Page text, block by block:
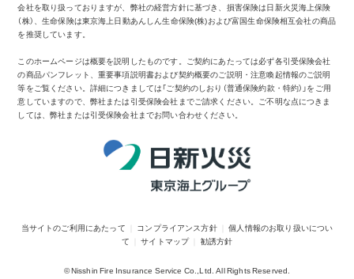
会社を取り扱っておりますが、弊社の経営方針に基づき、損害保険は日新火災海上保険
（株）、生命保険は東京海上日動あんしん生命保険(株)および富国生命保険相互会社の商品
を推奨しています。
このホームページは概要を説明したものです。ご契約にあたっては必ず各引受保険会社
の商品パンフレット、重要事項説明書および契約概要のご説明・注意喚起情報のご説明
等をご覧ください。詳細につきましては「ご契約のしおり（普通保険約款・特約）」をご用
意していますので、弊社または引受保険会社までご請求ください。ご不明な点につきま
しては、弊社または引受保険会社までお問い合わせください。
当サイトのご利用にあたって コンプライアンス方針
個人情報のお取り扱いについ
て
サイトマップ 勧誘方針
© Nisshin Fire Insurance Service Co.,Ltd. All Rights Reserved.